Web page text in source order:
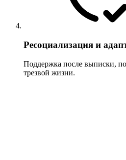
Ресоциализация и
Поддержка после выписки,
трезвой жизни.